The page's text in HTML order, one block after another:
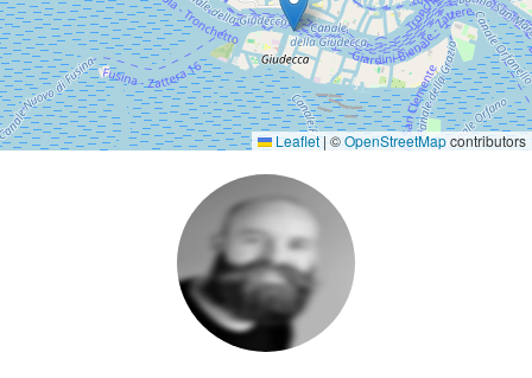
Leaflet | ©OpenStreetMapcontributors